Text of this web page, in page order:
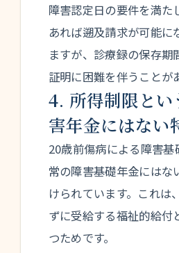
障害認定日の要件を満た
あれば遡及請求が可能に
ますが、診療録の保存期
証明に困難を伴うことが
4. 所得制限とい
害年金にはない
20歳前傷病による障害
常の障害基礎年金にはな
けられています。これは
ずに受給する福祉的給付
つためです。